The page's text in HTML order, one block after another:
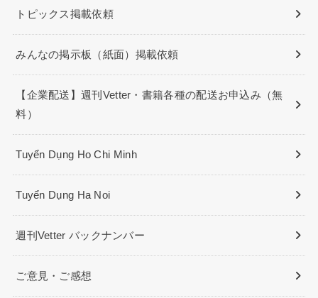
トピックス掲載依頼
みんなの掲示板（紙面）掲載依頼
【企業配送】週刊Vetter・書籍各種の配送お申込み（無
料）
Tuyển Dụng Ho Chi Minh
Tuyển Dụng Ha Noi
週刊Vetter バックナンバー
ご意見・ご感想